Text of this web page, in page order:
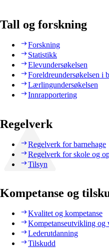
Tall og forskning
Forskning
Statistikk
Elevundersøkelsen
Foreldreundersøkelsen i
Lærlingundersøkelsen
Innrapportering
Regelverk
Regelverk for barnehage
Regelverk for skole og
Tilsyn
Kompetanse og
Kvalitet og kompetanse
Kompetanseutvikling og
Lederutdanning
Tilskudd